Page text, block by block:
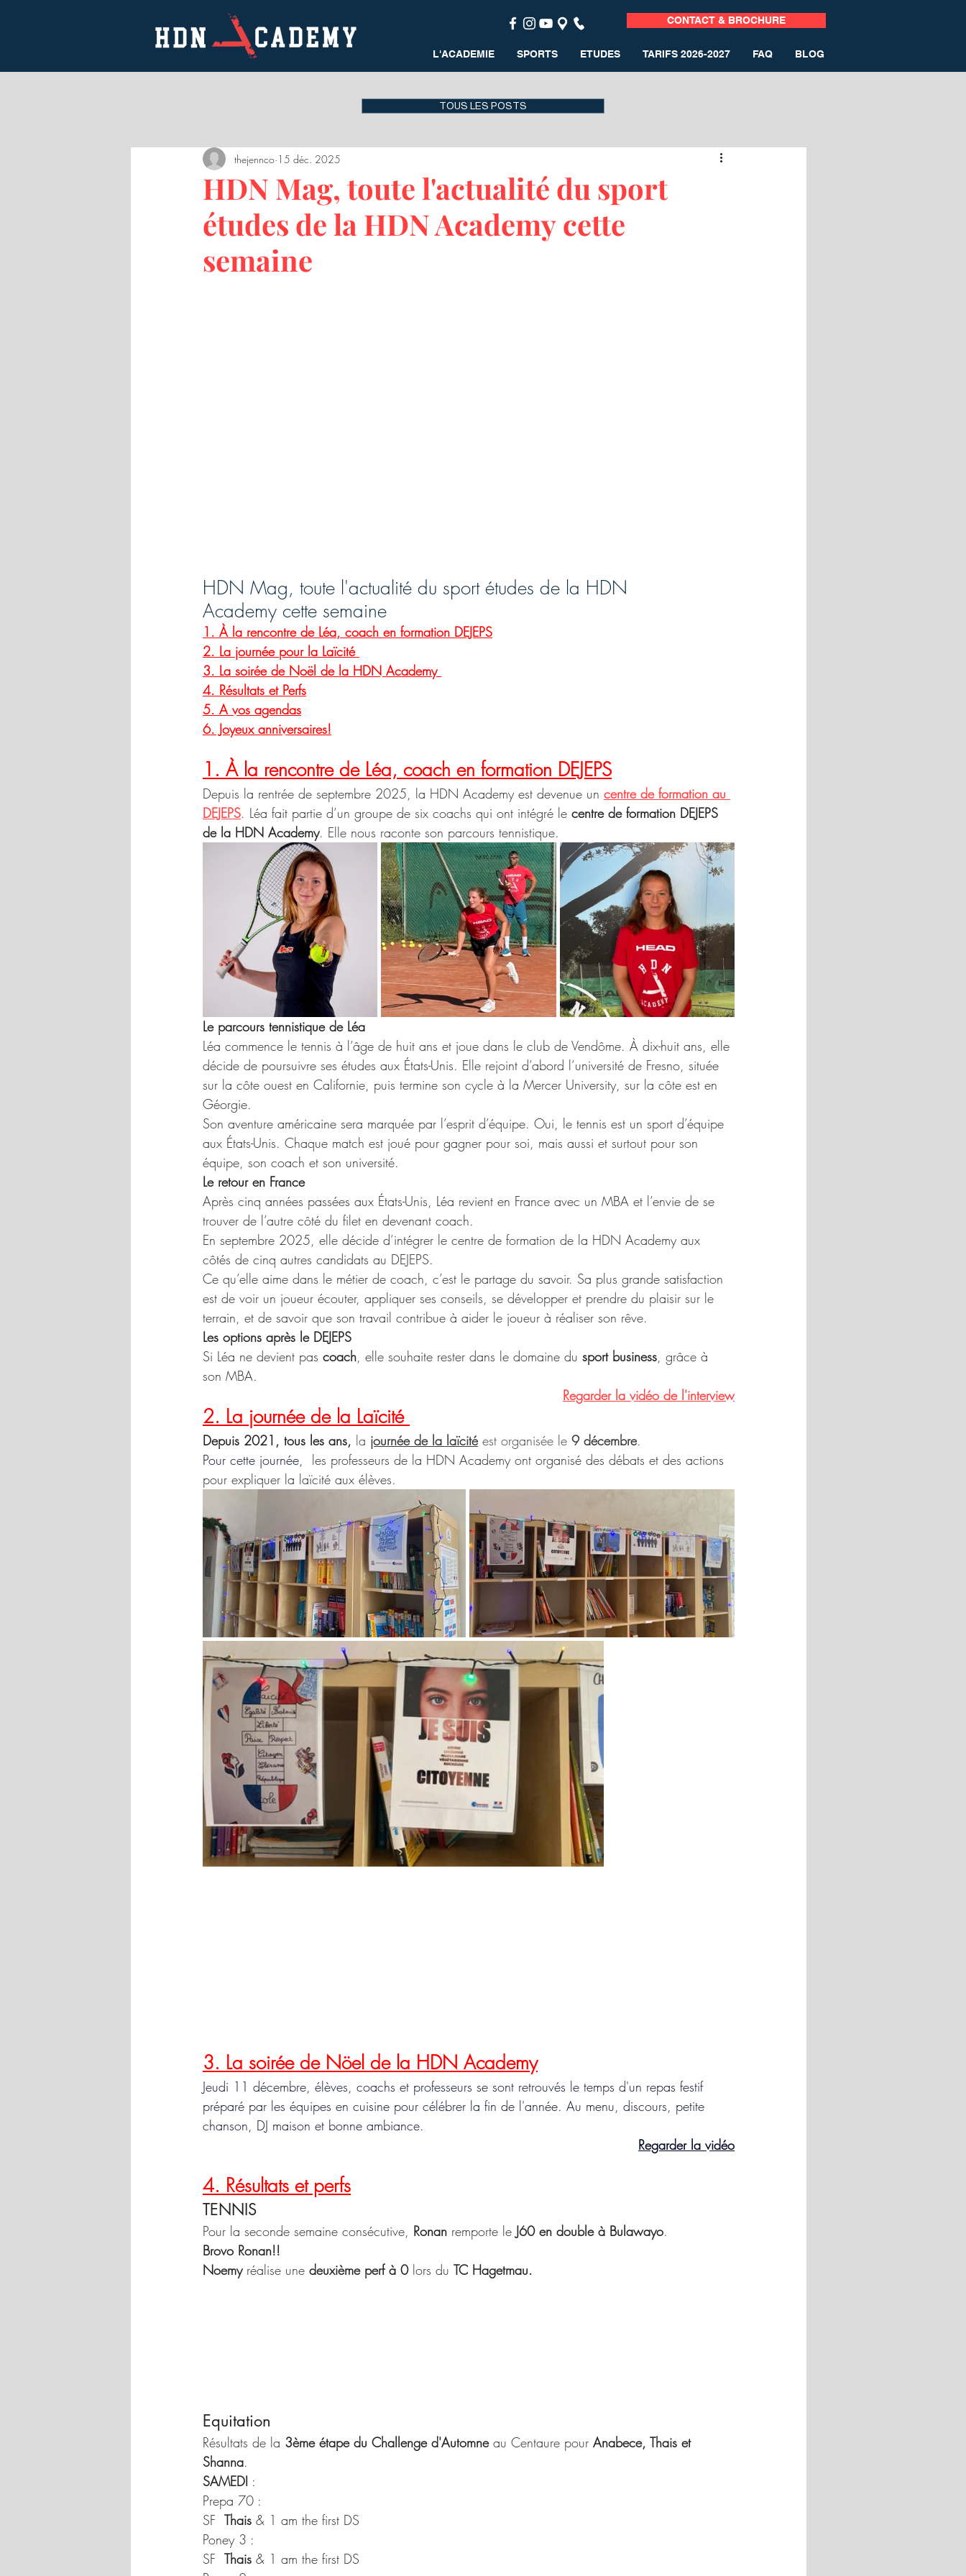
CONTACT & BROCHURE
L'ACADEMIE SPORTS ETUDES TARIFS 2026-2027 FAQ BLOG
TOUS LES POSTS
HDN Mag, toute l'actualité du sport
études de la HDN Academy cette
semaine
thejennco 15 déc. 2025
HDN Mag, toute l'actualité du sport études de la HDN
Academy cette semaine
1. À la rencontre de Léa, coach en formation DEJEPS
2. La journée pour la Laïcité
3. La soirée de Noël de la HDN Academy
4. Résultats et Perfs
5. A vos agendas
6. Joyeux anniversaires!
1. À la rencontre de Léa, coach en formation DEJEPS
Depuis la rentrée de septembre 2025, la HDN Academy est devenue un centre de formation au
DEJEPS. Léa fait partie d’un groupe de six coachs qui ont intégré le centre de formation DEJEPS
de la HDN Academy. Elle nous raconte son parcours tennistique.
Le parcours tennistique de Léa
Léa commence le tennis à l’âge de huit ans et joue dans le club de Vendôme. À dix-huit ans, elle
décide de poursuivre ses études aux États-Unis. Elle rejoint d’abord l’université de Fresno, située
sur la côte ouest en Californie, puis termine son cycle à la Mercer University, sur la côte est en
Géorgie.
Son aventure américaine sera marquée par l’esprit d’équipe. Oui, le tennis est un sport d’équipe
aux États-Unis. Chaque match est joué pour gagner pour soi, mais aussi et surtout pour son
équipe, son coach et son université.
Le retour en France
Après cinq années passées aux États-Unis, Léa revient en France avec un MBA et l’envie de se
trouver de l’autre côté du filet en devenant coach.
En septembre 2025, elle décide d’intégrer le centre de formation de la HDN Academy aux
côtés de cinq autres candidats au DEJEPS.
Ce qu’elle aime dans le métier de coach, c’est le partage du savoir. Sa plus grande satisfaction
est de voir un joueur écouter, appliquer ses conseils, se développer et prendre du plaisir sur le
terrain, et de savoir que son travail contribue à aider le joueur à réaliser son rêve.
Les options après le DEJEPS
Si Léa ne devient pas coach, elle souhaite rester dans le domaine du sport business, grâce à
son MBA.
Regarder la vidéo de l'interview
2. La journée de la Laïcité
Depuis 2021, tous les ans, la journée de la laïcité est organisée le 9 décembre.
Pour cette journée,
les professeurs de la HDN Academy ont organisé des débats et des actions
pour expliquer la laïcité aux élèves.
3. La soirée de Nöel de la HDN Academy
Jeudi 11 décembre, élèves, coachs et professeurs se sont retrouvés le temps d'un repas festif
préparé par les équipes en cuisine pour célébrer la fin de l'année. Au menu, discours, petite
chanson, DJ maison et bonne ambiance.
Regarder la vidéo
4. Résultats et perfs
TENNIS
Pour la seconde semaine consécutive, Ronan remporte le J60 en double à Bulawayo.
Brovo Ronan!!
Noemy réalise une deuxième perf à 0 lors du TC Hagetmau.
Equitation
Résultats de la 3ème étape du Challenge d'Automne au Centaure pour Anabece, Thais et
Shanna.
SAMEDI :
Prepa 70 :
SF Thais & 1 am the first DS
Poney 3 :
SF Thais & 1 am the first DS